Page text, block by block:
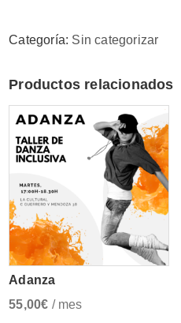
Categoría: Sin categorizar
Productos relacionados
Adanza
55,00€ / mes